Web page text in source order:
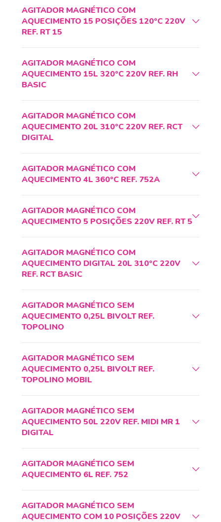
AGITADOR MAGNÉTICO COM
AQUECIMENTO 15 POSIÇÕES 120ºC 220V
REF. RT 15
AGITADOR MAGNÉTICO COM
AQUECIMENTO 15L 320ºC 220V REF. RH
BASIC
AGITADOR MAGNÉTICO COM
AQUECIMENTO 20L 310ºC 220V REF. RCT
DIGITAL
AGITADOR MAGNÉTICO COM
AQUECIMENTO 4L 360ºC REF. 752A
AGITADOR MAGNÉTICO COM
AQUECIMENTO 5 POSIÇÕES 220V REF. RT 5
AGITADOR MAGNÉTICO COM
AQUECIMENTO DIGITAL 20L 310ºC 220V
REF. RCT BASIC
AGITADOR MAGNÉTICO SEM
AQUECIMENTO 0,25L BIVOLT REF.
TOPOLINO
AGITADOR MAGNÉTICO SEM
AQUECIMENTO 0,25L BIVOLT REF.
TOPOLINO MOBIL
AGITADOR MAGNÉTICO SEM
AQUECIMENTO 50L 220V REF. MIDI MR 1
DIGITAL
AGITADOR MAGNÉTICO SEM
AQUECIMENTO 6L REF. 752
AGITADOR MAGNÉTICO SEM
AQUECIMENTO COM 10 POSIÇÕES 220V